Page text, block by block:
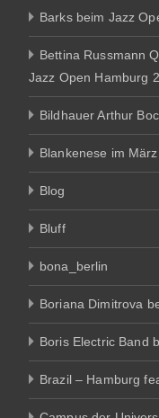
Barks beim Jazz
Bettina Russmann
Jazz Open Hamburg
Bildhauer Arthur
Blankenese im
Blog
Bluff
bona_berlin
Boriana Dimitrova
Boris Electric Band
Brazil – Hamburg